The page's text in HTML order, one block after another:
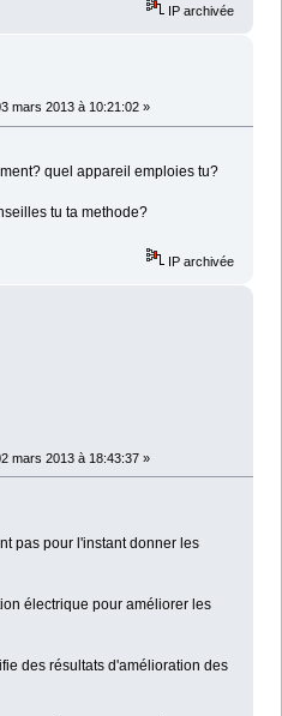
IP archivée
mars 2013 à 10:21:02 »
quel appareil emploies tu?
tu ta methode?
IP archivée
mars 2013 à 18:43:37 »
pas pour l'instant donner les
électrique pour améliorer les
des résultats d'amélioration des